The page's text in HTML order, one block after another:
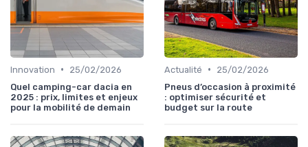
Innovation •
25/02/2026
Quel camping-car dacia en
2025 : prix, limites et enjeux
pour la mobilité de demain
Actualité •
25/02/2026
Pneus d’occasion à proximité
: optimiser sécurité et
budget sur la route